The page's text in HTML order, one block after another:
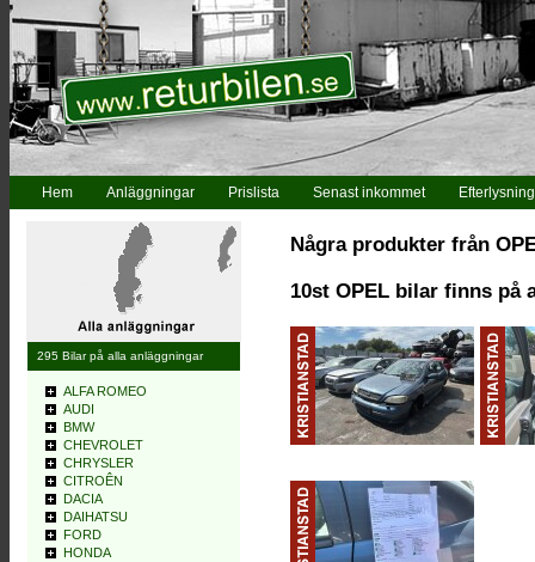
Hem Anläggningar Prislista Senast inkommet Efterlysning
Några produkter från
10st OPEL bilar finns på
295 Bilar på alla anläggningar
ALFA ROMEO
AUDI
BMW
CHEVROLET
CHRYSLER
CITROÊN
DACIA
DAIHATSU
FORD
HONDA